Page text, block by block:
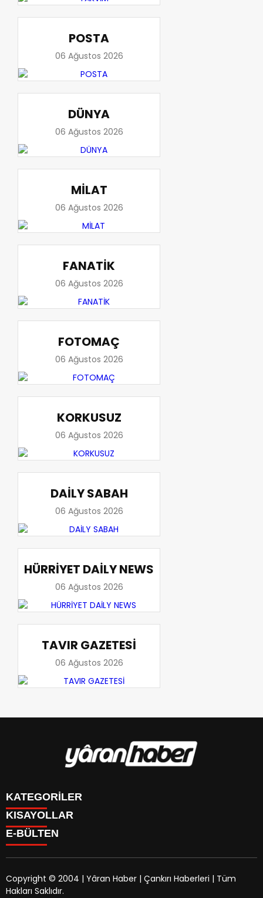
POSTA
06 Ağustos 2026
DÜNYA
06 Ağustos 2026
MİLAT
06 Ağustos 2026
FANATİK
06 Ağustos 2026
FOTOMAÇ
06 Ağustos 2026
KORKUSUZ
06 Ağustos 2026
DAİLY SABAH
06 Ağustos 2026
HÜRRİYET DAİLY NEWS
06 Ağustos 2026
TAVIR GAZETESİ
06 Ağustos 2026
KATEGORİLER
Manşet
Gündem
Politika
Eğitim
KISAYOLLAR
CANLI BORSA
FİKSTÜR
CANLI SONUÇLAR
FİRMA REHBERİ
E-BÜLTEN
Copyright © 2004 | Yâran Haber | Çankırı Haberleri | Tüm
Hakları Saklıdır.